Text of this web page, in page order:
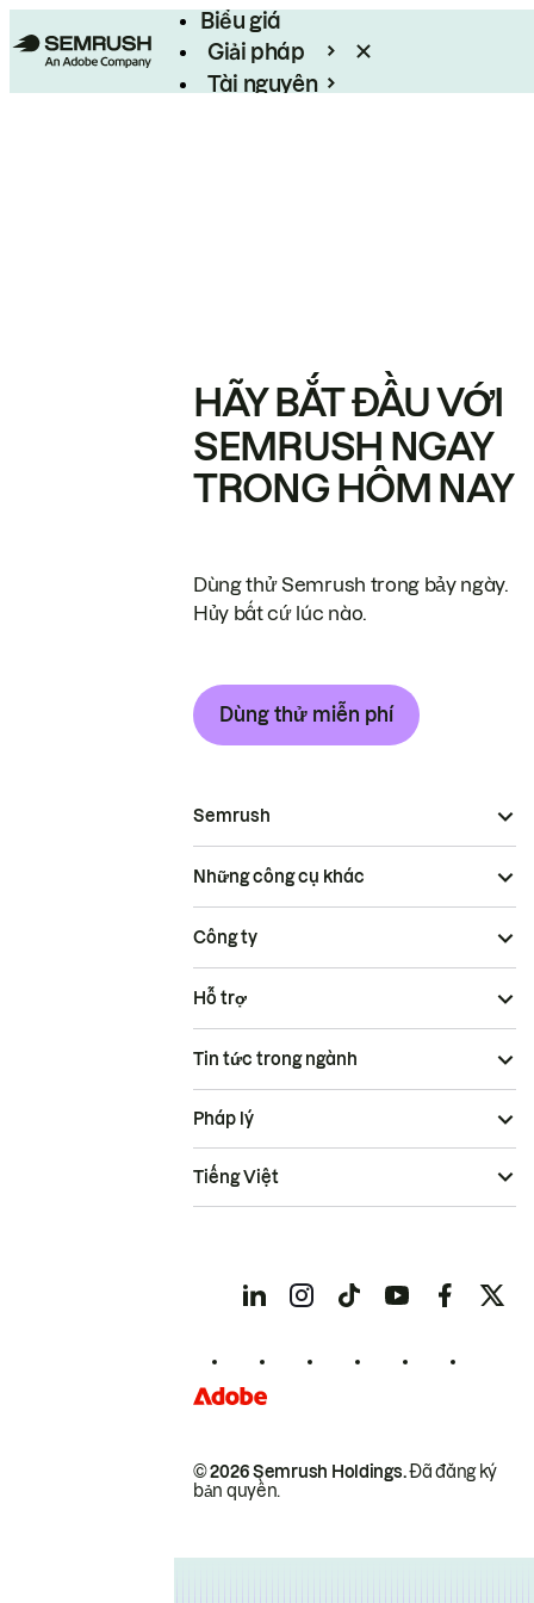
Biểu giá
Giải pháp
Tài nguyên
HÃY BẮT ĐẦU VỚI
SEMRUSH NGAY
TRONG HÔM NAY
Dùng thử Semrush trong bảy ngày.
Hủy bất cứ lúc nào.
Dùng thử miễn phí
Semrush
Những công cụ khác
Công ty
Hỗ trợ
Tin tức trong ngành
© 2026 Semrush Holdings.Đã đăng ký
bản quyền.
Pháp lý
Tiếng Việt